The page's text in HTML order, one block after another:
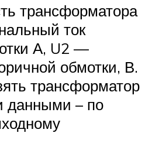
трансформатора
ток
А, U2 —
обмотки, В.
трансформатор
данными – по